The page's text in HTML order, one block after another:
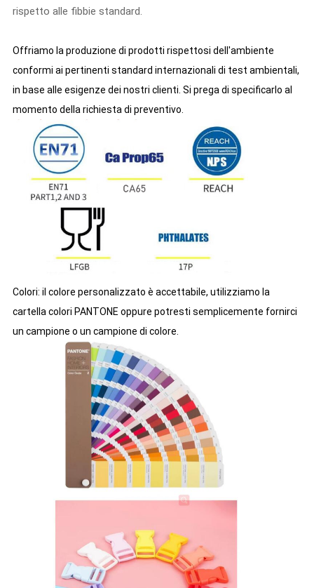
rispetto alle fibbie standard.
Offriamo la produzione di prodotti rispettosi dell'ambiente
conformi ai pertinenti standard internazionali di test ambientali,
in base alle esigenze dei nostri clienti. Si prega di specificarlo al
momento della richiesta di preventivo.
Colori: il colore personalizzato è accettabile, utilizziamo la
cartella colori PANTONE oppure potresti semplicemente fornirci
un campione o un campione di colore.